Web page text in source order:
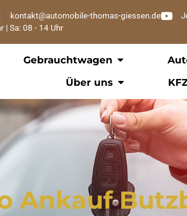
kontakt@automobile-thomas-giessen.de
| Sa: 08 - 14 Uhr
Gebrauchtwagen
Über uns
Ankauf